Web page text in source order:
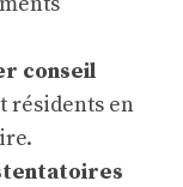
conseil
résidents en